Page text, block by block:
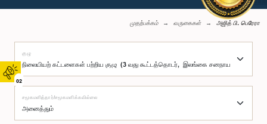
02
முதற்பக்கம் வருகைகள் அஜித் பி. பெரேரா
குழு
சமூகமளித்தார்/சமூகமளிக்கவில்லை